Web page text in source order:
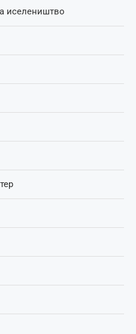
иселеништво